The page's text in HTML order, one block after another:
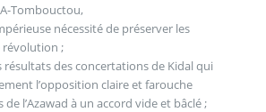
Tombouctou,
nécessité de préserver les
révolution ;
résultats des concertations de Kidal qui
l’opposition claire et farouche
l’Azawad à un accord vide et bâclé ;